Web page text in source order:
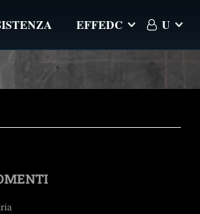
EFFEDC U